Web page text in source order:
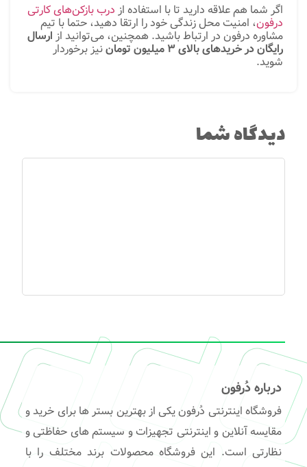
اگر شما هم علاقه دارید تا با استفاده از درب بازکن‌های کارتی
درفون، امنیت محل زندگی خود را ارتقا دهید، حتما با تیم
مشاوره درفون در ارتباط باشید. همچنین، می‌توانید از ارسال
رایگان در خریدهای بالای ۳ میلیون تومان نیز برخوردار
شوید.
دیدگاه شما
درباره دُرفون
فروشگاه اینترنتی دُرفون یکی از بهترین بستر ها برای خرید و
مقایسه آنلاین و اینترنتی تجهیزات و سیستم های حفاظتی و
نظارتی است. این فروشگاه محصولات برند مختلف را با